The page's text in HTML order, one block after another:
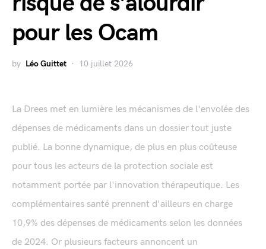
pour les Ocam
by Léo Guittet 10 juillet 2026
La Drees met en lumière les mécanismes de l'envolée des
dépenses de médicaments dans un dossier tout juste
publié. La bonne dynamique, de plus en plus coûteuse
pour tous les acteurs de la protection sociale est
notamment portée par l'innovation thérapeutique. Les
complémentaires santé prennent d'ailleurs en charge
10,9% des dépenses de médicaments selon les données
de 2024. Or plusieurs facteurs annoncent un